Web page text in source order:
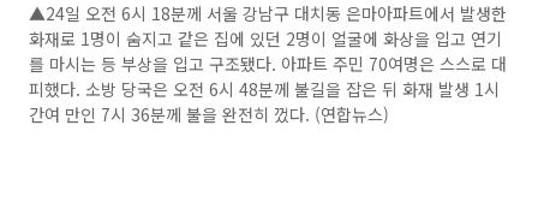
▲24일 오전 6시 18분께 서울 강남구 대치동 은마아파트에서 발생한
화재로 1명이 숨지고 같은 집에 있던 2명이 얼굴에 화상을 입고 연기
를 마시는 등 부상을 입고 구조됐다. 아파트 주민 70여명은 스스로 대
피했다. 소방 당국은 오전 6시 48분께 불길을 잡은 뒤 화재 발생 1시
간여 만인 7시 36분께 불을 완전히 껐다. (연합뉴스)